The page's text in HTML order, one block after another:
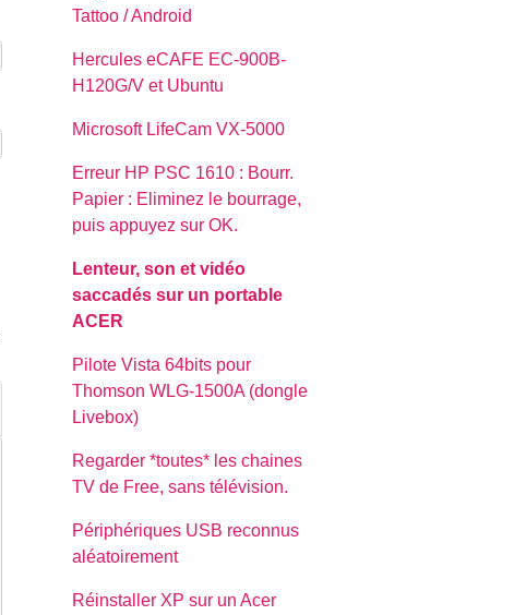
Tattoo / Android
Hercules eCAFE EC-900B-
H120G/V et Ubuntu
Microsoft LifeCam VX-5000
Erreur HP PSC 1610 : Bourr.
Papier : Eliminez le bourrage,
puis appuyez sur OK.
Lenteur, son et vidéo
saccadés sur un portable
ACER
Pilote Vista 64bits pour
Thomson WLG-1500A (dongle
Livebox)
Regarder *toutes* les chaines
TV de Free, sans télévision.
Périphériques USB reconnus
aléatoirement
Réinstaller XP sur un Acer